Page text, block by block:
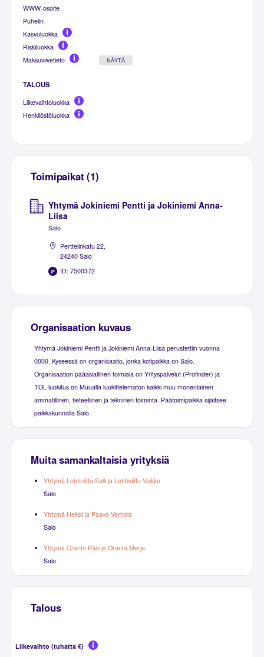
WWW-osoite
Puhelin
Kasvuluokka
Riskiluokka
Maksuviivetieto
NÄYTÄ
TALOUS
Liikevaihtoluokka
Henkilöstöluokka
Toimipaikat (1)
Yhtymä Jokiniemi Pentti ja Jokiniemi Anna-
Liisa
Salo
Perttelinkatu 22,
24240 Salo
ID: 7500372
Organisaation kuvaus
Yhtymä Jokiniemi Pentti ja Jokiniemi Anna-Liisa perustettiin vuonna
0000. Kyseessä on organisaatio, jonka kotipaikka on Salo.
Organisaation pääasiallinen toimiala on Yrityspalvelut (Profinder) ja
TOL-luokitus on Muualla luokittelematon kaikki muu monenlainen
ammatillinen, tieteellinen ja tekninen toiminta. Päätoimipaikka sijaitsee
paikkakunnalla Salo.
Muita samankaltaisia yrityksiä
Yhtymä Lehtiniittu Salli ja Lehtiniittu Veikko
Salo
Yhtymä Heikki ja Paavo Verhola
Salo
Yhtymä Oranta Pasi ja Oranta Merja
Salo
Talous
Liikevaihto (tuhatta €)